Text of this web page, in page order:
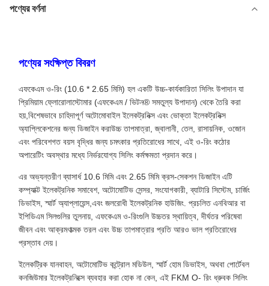
পণ্যের বর্ণনা
পণ্যের সংক্ষিপ্ত বিবরণ
এফকেএম ও-রিং (10.6 * 2.65 মিমি) হল একটি উচ্চ-কার্যকারিতা সিলিং উপাদান যা
প্রিমিয়াম ফ্লোরোলাস্টোমার (এফকেএম / ভিটন® সমতুল্য উপাদান) থেকে তৈরি করা
হয়,বিশেষভাবে চাহিদাপূর্ণ অটোমোবাইল ইলেকট্রনিক্স এবং ভোক্তা ইলেকট্রনিক্স
অ্যাপ্লিকেশনের জন্য ডিজাইন করাউচ্চ তাপমাত্রা, জ্বালানী, তেল, রাসায়নিক, ওজোন
এবং পরিবেশগত বয়স বৃদ্ধির জন্য চমৎকার প্রতিরোধের সাথে, এই ও-রিং কঠোর
অপারেটিং অবস্থার মধ্যে নির্ভরযোগ্য সিলিং কর্মক্ষমতা প্রদান করে।
এর অভ্যন্তরীণ ব্যাসার্ধ 10.6 মিমি এবং 2.65 মিমি ক্রস-সেকশন ডিজাইন এটি
কম্প্যাক্ট ইলেকট্রনিক সমাবেশ, অটোমোটিভ সেন্সর, সংযোগকারী, ব্যাটারি সিস্টেম, চার্জিং
ডিভাইস, স্মার্ট অ্যাপ্লায়েন্স,এবং জলরোধী ইলেকট্রনিক হাউজিং. প্রচলিত এনবিআর বা
ইপিডিএম সিলগুলির তুলনায়, এফকেএম ও-রিংগুলি উচ্চতর স্থায়িত্ব, দীর্ঘতর পরিষেবা
জীবন এবং আক্রমণাত্মক তরল এবং উচ্চ তাপমাত্রার প্রতি আরও ভাল প্রতিরোধের
প্রস্তাব দেয়।
ইলেকট্রিক যানবাহন, অটোমোটিভ কন্ট্রোল মডিউল, স্মার্ট হোম ডিভাইস, অথবা পোর্টেবল
কনজিউমার ইলেকট্রনিক্সে ব্যবহার করা হোক না কেন, এই FKM O- রিং ধ্রুবক সিলিং